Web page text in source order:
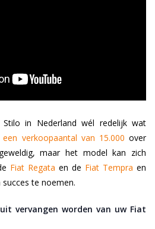
in Nederland wél redelijk wat
een verkoopaantal van 15.000 over
maar het model kan zich
Fiat Regata en de Fiat Tempra en
te noemen.
vervangen worden van uw Fiat